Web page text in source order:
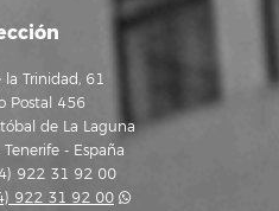
Trinidad, 61
Postal 456
de La Laguna
- España
922 31 92 00
922 31 92 00